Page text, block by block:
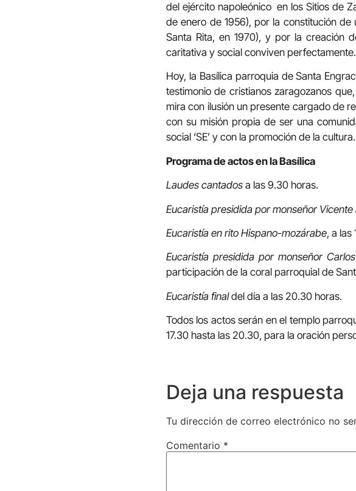
del ejército napoleónico en los Sitios de
de enero de 1956), por la constitución
Santa Rita, en 1970), y por la creación
caritativa y social conviven perfectamente.
Hoy, la Basílica parroquia de Santa
testimonio de cristianos zaragozanos
mira con ilusión un presente cargado de
con su misión propia de ser una
social ‘SE’ y con la promoción de la cultura.
Programa de actos en la Basílica
Laudes cantados a las 9.30 horas.
Eucaristía presidida por monseñor Vicente
Eucaristía en rito Hispano-mozárabe, a las
Eucaristía presidida por monseñor
participación de la coral parroquial de
Eucaristía finaldel día a las 20.30 horas.
Todos los actos serán en el templo
17.30 hasta las 20.30, para la oración
Deja una respuesta
Tu dirección de correo electrónico no
Comentario *